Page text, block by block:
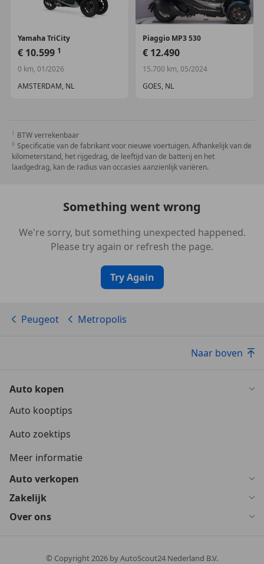
Yamaha TriCity
€ 10.599 1
0 km, 01/2026
AMSTERDAM, NL
Piaggio MP3 530
€ 12.490
15.700 km, 05/2024
GOES, NL
BTW verrekenbaar
Specificatie van de fabrikant voor nieuwe voertuigen. Afhankelijk van de
kilometerstand, het rijgedrag, de leeftijd van de batterij en het
laadgedrag, kan de radius van occasies aanzienlijk variëren.
Something went wrong
We're sorry, but something unexpected happened.
Please try again or refresh the page.
Try Again
Peugeot Metropolis
Naar boven
Auto kopen
Auto kooptips
Auto zoektips
Meer informatie
Auto verkopen
Zakelijk
Over ons
© Copyright2026 by AutoScout24 Nederland B.V.